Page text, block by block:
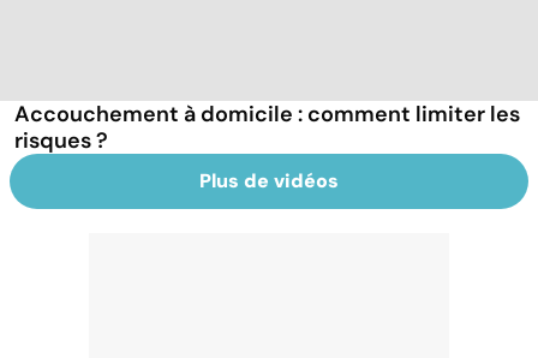
Accouchement à domicile : comment limiter les
risques ?
Plus de vidéos